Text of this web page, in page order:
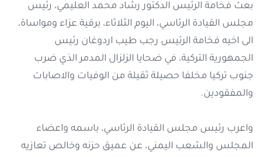
بعث فخامة الرئيس الدكتور رشاد محمد العليمي، رئيس
مجلس القيادة الرئاسي، اليوم الثلاثاء، برقية عزاء ومواساة،
الى اخيه فخامة الرئيس رجب طيب اردوغان رئيس
الجمهورية التركية، في ضحايا الزلزال المدمر الذي ضرب
جنوب تركيا مخلفا حصيلة ثقيلة من الوفيات والاصابات
والمفقودين.
واعرب رئيس مجلس القيادة الرئاسي، باسمه واعضاء
المجلس والشعب اليمني، عن عميق حزنه وخالص تعازيه